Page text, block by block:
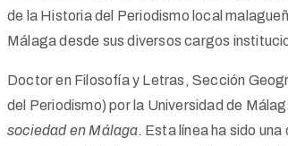
de la Historia del Periodismo local
Málaga desde sus diversos cargos
Doctor en Filosofía y Letras, Sección
del Periodismo) por la Universidad de
sociedad en Málaga. Esta línea ha sido